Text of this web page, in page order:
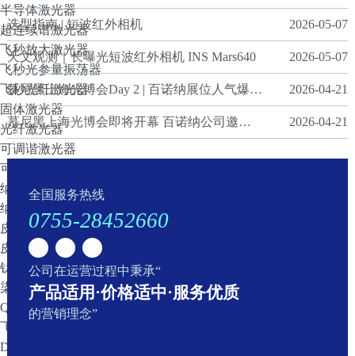
半导体激光器
超连续谱激光器
飞秒放大激光器
飞秒光参量振荡器
飞秒光纤激光器
固体激光器
光纤激光器
可调谐激光器
可调谐滤波系统
纳秒光参量振荡器
纳秒光纤激光器
皮秒光参量振荡器
皮秒可调谐激光器
钛宝石窄线宽可调谐激光器
染料激光器
QCL激光器
飞秒钛宝石激光器
DPSS
慕尼黑上海光博会即将开幕 百诺纳公司邀您光临公司展台 2026-04-21
CIOP2026 南京 “现场直击” 2026-07-28
六朝古都遇见极致光子｜百诺纳（深圳）科技有限公司CIOP重磅展出全系超快及成像光电硬核产品 2026-07-28
HUMMINGBIRD-1030 手掌大小的飞秒激光器可以开始预约样机测试啦 2026-06-18
百诺纳（深圳）科技有限公司邀您共赴第二十一届全国激光技术与光电子学学术会议 2026-06-18
选型指南 | 短波红外相机
CIOP2026 南京 “现场直击” 2026-07-28
选型指南 | 短波红外相机 2026-05-07
天文观测｜长曝光短波红外相机 INS Mars640 2026-05-07
慕尼黑上海光博会Day 2 | 百诺纳展位人气爆棚，这三款“利器”引得围观无数！ 2026-04-21
慕尼黑上海光博会即将开幕 百诺纳公司邀您光临公司展台 2026-04-21
全国服务热线
0755-28452660
公司在运营过程中秉承“
产品适用·价格适中·服务优质
的营销理念”